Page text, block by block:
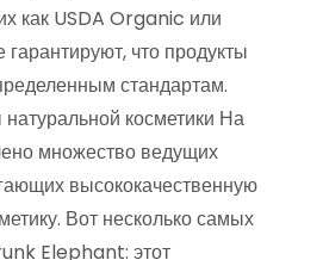
как USDA Organic или
что продукты
стандартам.
косметики На
множество ведущих
высококачественную
Вот несколько самых
Elephant: этот